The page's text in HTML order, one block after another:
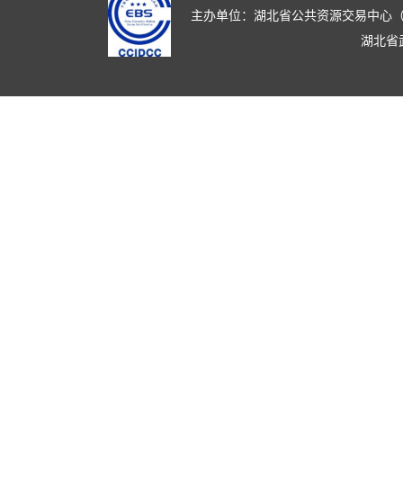
主办单位：湖北省公共资源交易中心
湖北省